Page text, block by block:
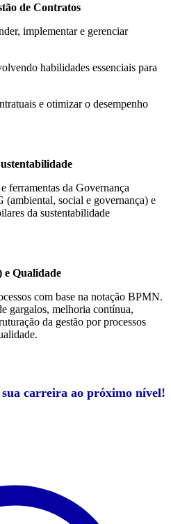
de Contratos
implementar e gerenciar
habilidades essenciais para
e otimizar o desempenho
ferramentas da Governança
social e governança) e
da sustentabilidade
e Qualidade
com base na notação BPMN.
gargalos, melhoria contínua,
da gestão por processos
sua carreira ao próximo nível!